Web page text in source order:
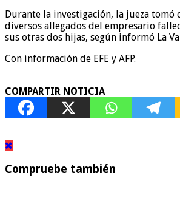
Durante la investigación, la jueza tomó
diversos allegados del empresario
sus otras dos hijas, según informó La
Con información de EFE y AFP.
COMPARTIR NOTICIA
Compruebe también